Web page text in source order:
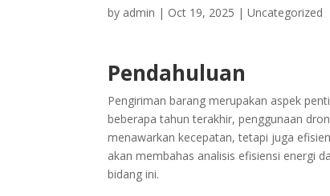
by admin | Oct 19, 2025 |Uncategorized
Pendahuluan
Pengiriman barang merupakan aspek
beberapa tahun terakhir, penggunaan
menawarkan kecepatan, tetapi juga
akan membahas analisis efisiensi energi
bidang ini.